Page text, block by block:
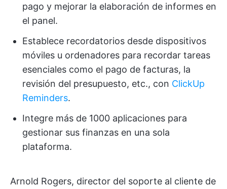
pago y mejorar la elaboración de informes en
el panel.
Establece recordatorios desde dispositivos
móviles u ordenadores para recordar tareas
esenciales como el pago de facturas, la
revisión del presupuesto, etc., con ClickUp
Reminders.
Integre más de 1000 aplicaciones para
gestionar sus finanzas en una sola
plataforma.
Arnold Rogers, director del soporte al cliente de